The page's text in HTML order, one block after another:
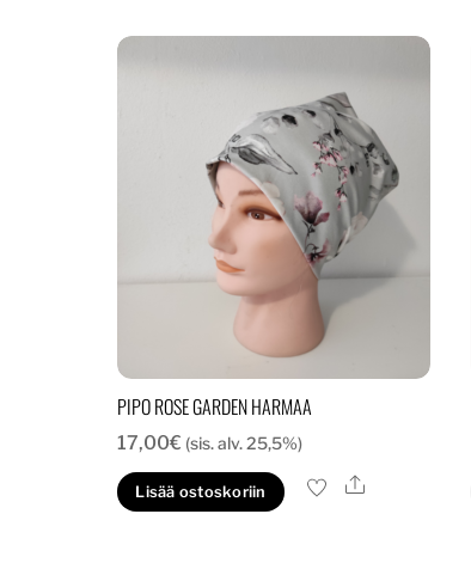
PIPO ROSE GARDEN HARMAA
17,00€ (sis. alv. 25,5%)
Lisää ostoskoriin Ale